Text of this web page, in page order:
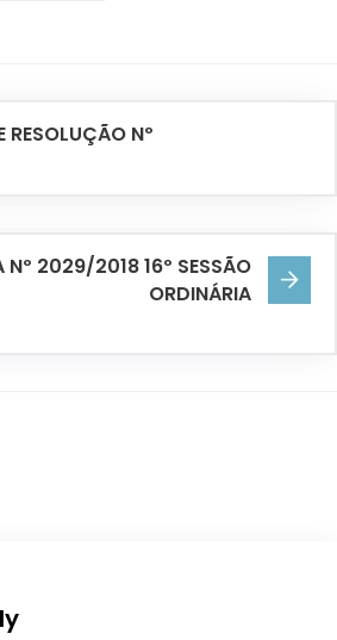
RESOLUÇÃO Nº
Nº 2029/2018 16º SESSÃO
ORDINÁRIA